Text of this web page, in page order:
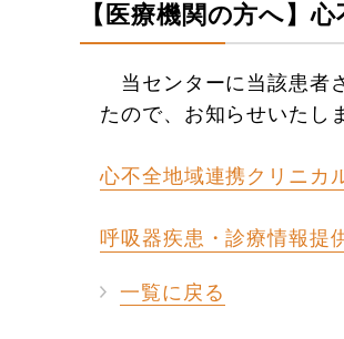
【医療機関の方へ】
当センターに当該患者
たので、お知らせいたし
心不全地域連携クリニカ
呼吸器疾患・診療情報提
一覧に戻る